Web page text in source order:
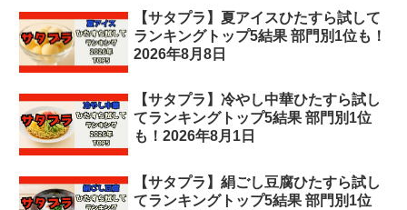
【サタプラ】夏アイスひたすら試して
ランキングトップ5結果 部門別1位も！
2026年8月8日
【サタプラ】冷やし中華ひたすら試し
てランキングトップ5結果 部門別1位
も！2026年8月1日
【サタプラ】絹ごし豆腐ひたすら試し
てランキングトップ5結果 部門別1位